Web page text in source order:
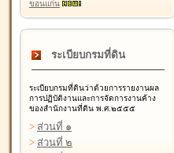
ขอนแก่น
ระเบียบกรมที่ดิน
ระเบียบกรมที่ดินว่าด้วยการรายงานผล
การปฏิบัติงานและการจัดการงานค้าง
ของสำนักงานที่ดิน พ.ศ.๒๕๕๕
> ส่วนที่ ๑
> ส่วนที่ ๒